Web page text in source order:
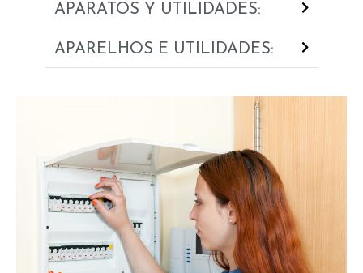
APARATOS Y UTILIDADES:
APARELHOS E UTILIDADES: